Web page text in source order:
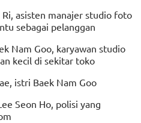
Ri, asisten manajer studio foto
sebagai pelanggan
Nam Goo, karyawan studio
kecil di sekitar toko
istri Baek Nam Goo
Seon Ho, polisi yang